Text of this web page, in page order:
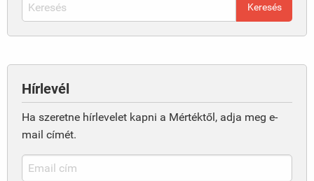
Hírlevél
Ha szeretne hírlevelet kapni a Mértéktől, adja meg e-
mail címét.